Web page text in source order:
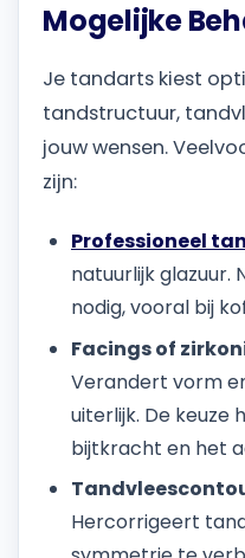
Mogelijke
Je tandarts kiest
tandstructuur,
jouw wensen.
zijn:
Professioneel
natuurlijk glazuur.
nodig, vooral bij
Facings of
Verandert vorm
uiterlijk. De keuze
bijtkracht en het
Hercorrigeert